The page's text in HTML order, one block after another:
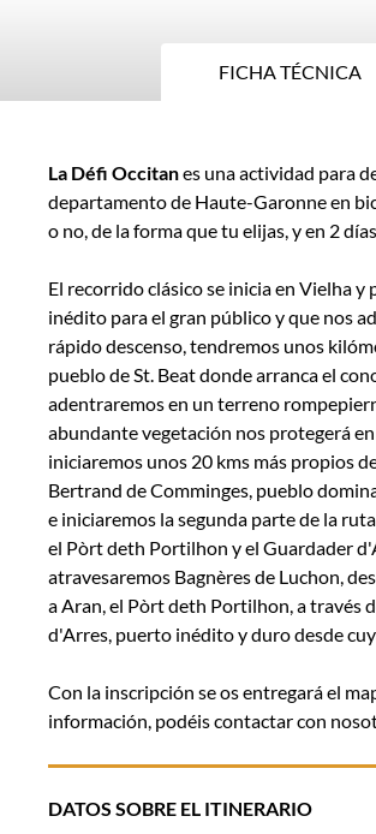
FICHA TÉCNICA
técnica
La Défi Occitanes una actividad para
departamento de Haute-Garonne en
o no, de la forma que tu elijas, y en 2
El recorrido clásico se inicia en Vielha
inédito para el gran público y que nos
rápido descenso, tendremos unos
pueblo de St. Beat donde arranca el
adentraremos en un terreno
abundante vegetación nos protegerá
iniciaremos unos 20 kms más propios
Bertrand de Comminges, pueblo
e iniciaremos la segunda parte de la
el Pòrt deth Portilhon y el Guardader
atravesaremos Bagnères de Luchon,
a Aran, el Pòrt deth Portilhon, a través
d'Arres, puerto inédito y duro desde
Con la inscripción se os entregará el
información, podéis contactar con
DATOS SOBRE EL ITINERARIO